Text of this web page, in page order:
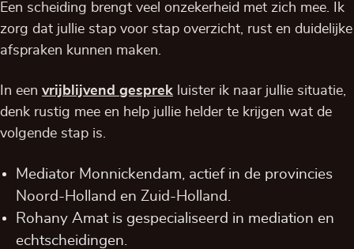
Een scheiding brengt veel onzekerheid met zich mee. Ik
zorg dat jullie stap voor stap overzicht, rust en duidelijke
afspraken kunnen maken.
In een vrijblijvend gesprek luister ik naar jullie situatie,
denk rustig mee en help jullie helder te krijgen wat de
volgende stap is.
Mediator Monnickendam, actief in de provincies
Noord-Holland en Zuid-Holland.
Rohany Amat is gespecialiseerd in mediation en
echtscheidingen.